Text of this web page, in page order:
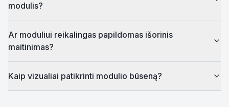
modulis?
Ar moduliui reikalingas papildomas išorinis
maitinimas?
Kaip vizualiai patikrinti modulio būseną?